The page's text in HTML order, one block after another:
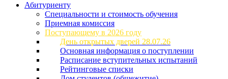
Абитуриенту
Специальности и стоимость обучения
Приемная комиссия
Поступающему в 2026 году
День открытых дверей 28.07.26
Основная информация о поступлении
Расписание вступительных испытаний
Рейтинговые списки